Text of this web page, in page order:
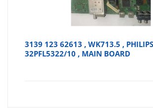
3139 123 62613 , WK713.5 ,
32PFL5322/10 , MAIN BOARD